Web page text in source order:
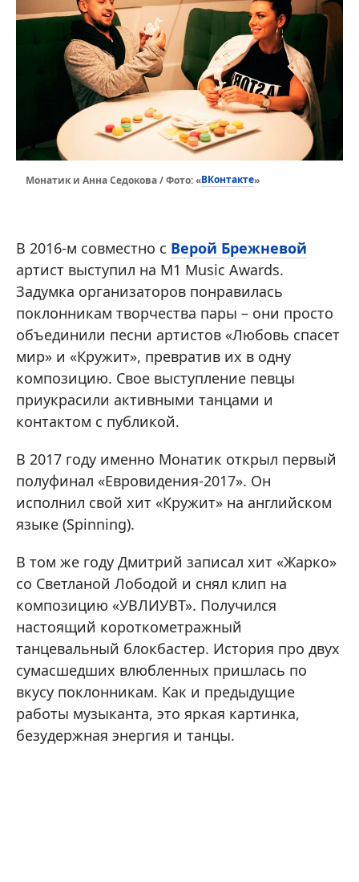
Монатик и Анна Седокова / Фото: «ВКонтакте»
В 2016-м совместно с Верой Брежневой
артист выступил на M1 Music Awards.
Задумка организаторов понравилась
поклонникам творчества пары – они просто
объединили песни артистов «Любовь спасет
мир» и «Кружит», превратив их в одну
композицию. Свое выступление певцы
приукрасили активными танцами и
контактом с публикой.
В 2017 году именно Монатик открыл первый
полуфинал «Евровидения-2017». Он
исполнил свой хит «Кружит» на английском
языке (Spinning).
В том же году Дмитрий записал хит «Жарко»
со Светланой Лободой и снял клип на
композицию «УВЛИУВТ». Получился
настоящий короткометражный
танцевальный блокбастер. История про двух
сумасшедших влюбленных пришлась по
вкусу поклонникам. Как и предыдущие
работы музыканта, это яркая картинка,
безудержная энергия и танцы.